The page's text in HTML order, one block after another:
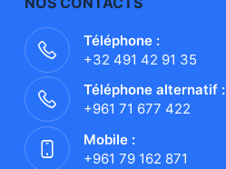
Téléphone :
+32 491 42 91 35
Téléphone alternatif :
+961 71 677 422
Mobile :
+961 79 162 871